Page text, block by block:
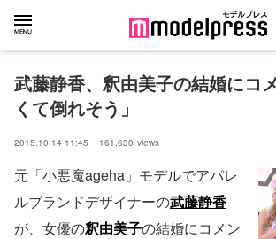
武藤静香、釈由美子の結婚にコ
くて倒れそう」
2015.10.14 11:45 161,630 views
元「小悪魔ageha」モデルでアパレ
ルブランドデザイナーの武藤静香
が、女優の釈由美子の結婚にコメン